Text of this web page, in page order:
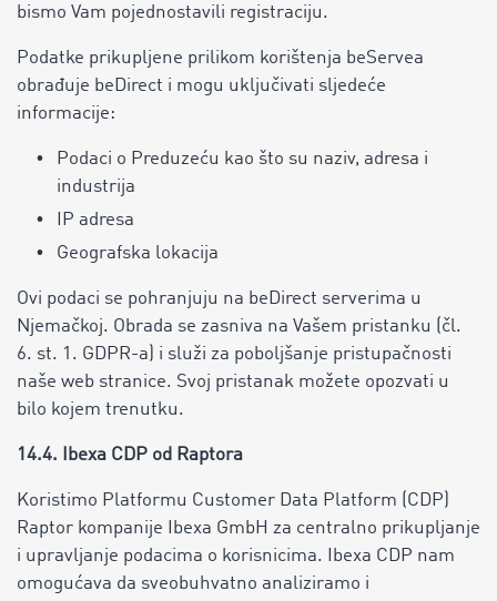
bismo Vam pojednostavili registraciju.
Podatke prikupljene prilikom korištenja beServea
obrađuje beDirect i mogu uključivati ​​sljedeće
informacije:
Podaci o Preduzeću kao što su naziv, adresa i
industrija
IP adresa
Geografska lokacija
Ovi podaci se pohranjuju na beDirect serverima u
Njemačkoj. Obrada se zasniva na Vašem pristanku (čl.
6. st. 1. GDPR-a) i služi za poboljšanje pristupačnosti
naše web stranice. Svoj pristanak možete opozvati u
bilo kojem trenutku.
14.4. Ibexa CDP od Raptora
Koristimo Platformu Customer Data Platform (CDP)
Raptor kompanije Ibexa GmbH za centralno prikupljanje
i upravljanje podacima o korisnicima. Ibexa CDP nam
omogućava da sveobuhvatno analiziramo i